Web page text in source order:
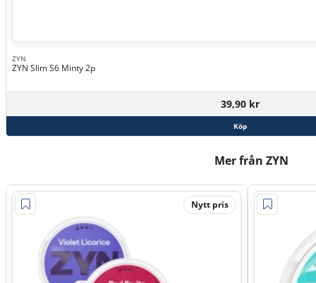
ZYN
ZYN Slim S6 Minty 2p
39,90 kr
Köp
Mer från ZYN
Nytt pris